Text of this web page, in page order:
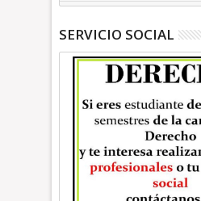
SERVICIO SOCIAL